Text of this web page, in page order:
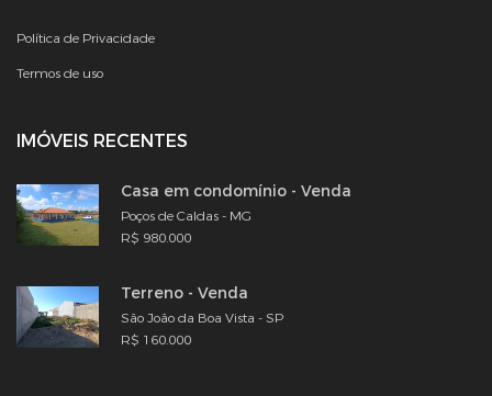
IMÓVEIS RECENTES
Casa em condomínio - Venda
Poços de Caldas - MG
R$ 980.000
Terreno - Venda
São João da Boa Vista - SP
R$ 160.000
Política de Privacidade
Termos de uso